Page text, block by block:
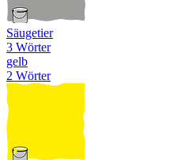
Säugetier
3 Wörter
gelb
2 Wörter